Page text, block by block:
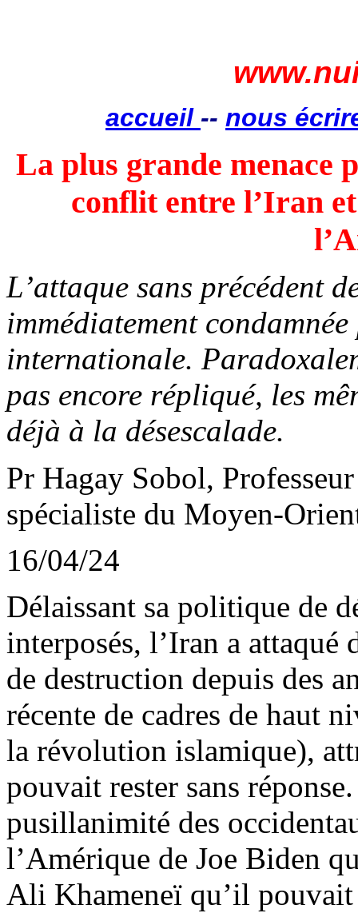
accueil -- nous
La plus grande menace
conflit entre l’Iran
L’attaque sans précédent
immédiatement
internationale.
pas encore répliqué, les
déjà à la désescalade.
Pr Hagay Sobol,
spécialiste du Moyen-
16/04/24
Délaissant sa politique de
interposés, l’Iran a attaqué
de destruction depuis des
récente de cadres de haut
la révolution islamique),
pouvait rester sans
pusillanimité des
l’Amérique de Joe Biden
Ali Khameneï qu’il